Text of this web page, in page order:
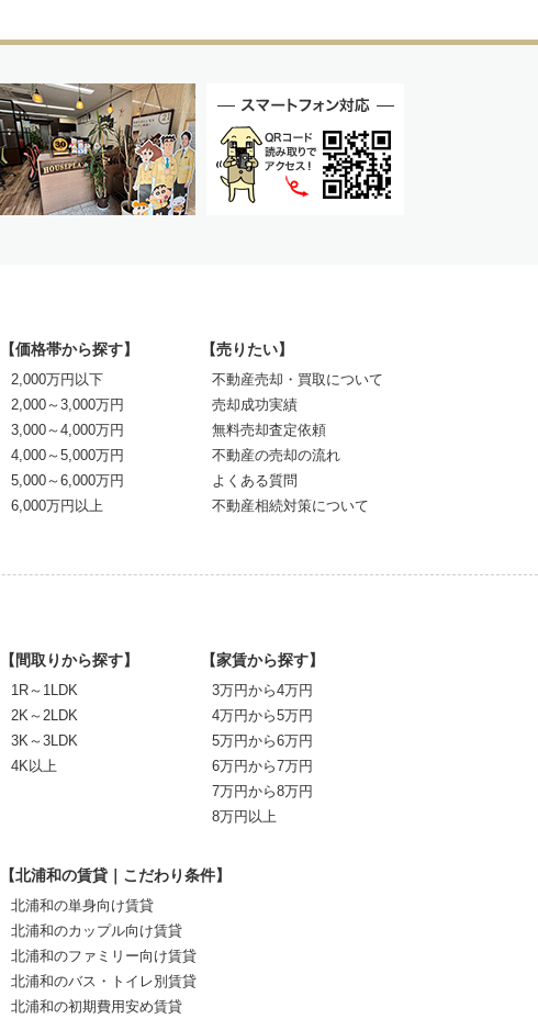
【価格帯から探す】
2,000万円以下
2,000～3,000万円
3,000～4,000万円
4,000～5,000万円
5,000～6,000万円
6,000万円以上
【売りたい】
不動産売却・買取について
売却成功実績
無料売却査定依頼
不動産の売却の流れ
よくある質問
不動産相続対策について
【間取りから探す】
1R～1LDK
2K～2LDK
3K～3LDK
4K以上
【家賃から探す】
3万円から4万円
4万円から5万円
5万円から6万円
6万円から7万円
7万円から8万円
8万円以上
【北浦和の賃貸｜こだわり条件】
北浦和の単身向け賃貸
北浦和のカップル向け賃貸
北浦和のファミリー向け賃貸
北浦和のバス・トイレ別賃貸
北浦和の初期費用安め賃貸